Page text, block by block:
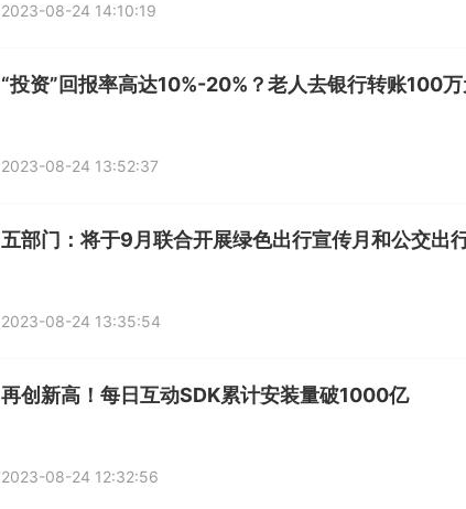
2023-08-24 14:10:19
2023-08-24 13:52:37
2023-08-24 13:35:54
再创新高！每日互动SDK累计安装量破1000亿
2023-08-24 12:32:56